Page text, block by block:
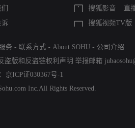
诉
搜狐影音
直
搜狐视频TV版
务 - 联系方式 - About SOHU - 公司介绍
盗版和反盗链权利声明 举报邮箱
京ICP证030367号-1
Inc.All Rights Reserved.